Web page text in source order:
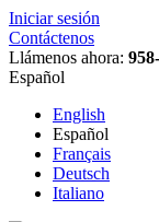
Iniciar sesión
Contáctenos
Llámenos ahora:
Español
English
Español
Français
Deutsch
Italiano